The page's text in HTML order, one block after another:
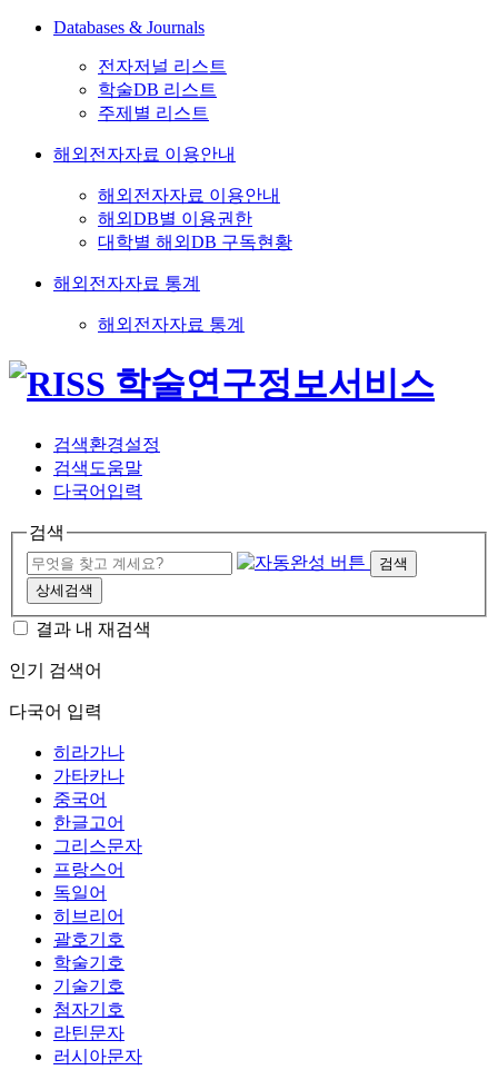
Databases & Journals
전자저널 리스트
학술DB 리스트
주제별 리스트
해외전자자료 이용안내
해외전자자료 이용안내
해외DB별 이용권한
대학별 해외DB 구독현황
해외전자자료 통계
해외전자자료 통계
검색환경설정
검색도움말
다국어입력
검색
검색
상세검색
결과 내 재검색
인기 검색어
다국어 입력
히라가나
가타카나
중국어
한글고어
그리스문자
프랑스어
독일어
히브리어
괄호기호
학술기호
기술기호
첨자기호
라틴문자
러시아문자